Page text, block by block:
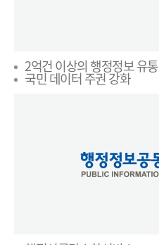
2억건 이상의 행정정보 유통
국민 데이터 주권 강화